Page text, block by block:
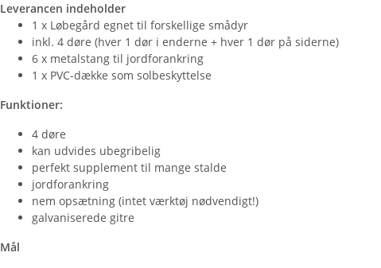
Leverancen indeholder
1 x Løbegård egnet til forskellige smådyr
inkl. 4 døre (hver 1 dør i enderne + hver 1 dør på siderne)
6 x metalstang til jordforankring
1 x PVC-dække som solbeskyttelse
Funktioner:
4 døre
kan udvides ubegribelig
perfekt supplement til mange stalde
jordforankring
nem opsætning (intet værktøj nødvendigt!)
galvaniserede gitre
Mål